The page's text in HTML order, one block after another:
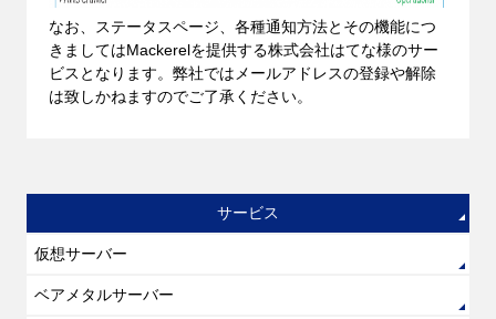
なお、ステータスページ、各種通知方法とその機能につ
きましてはMackerelを提供する株式会社はてな様のサー
ビスとなります。弊社ではメールアドレスの登録や解除
は致しかねますのでご了承ください。
サービス
仮想サーバー
ベアメタルサーバー